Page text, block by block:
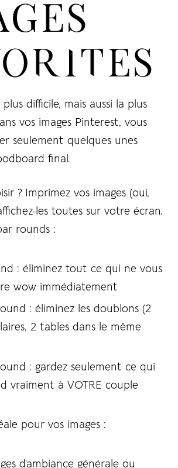
plus difficile, mais aussi la plus
vos images Pinterest, vous
seulement quelques unes
final.
? Imprimez vos images (oui,
les toutes sur votre écran.
rounds :
: éliminez tout ce qui ne vous
wow immédiatement
: éliminez les doublons (2
2 tables dans le même
: gardez seulement ce qui
vraiment à VOTRE couple
pour vos images :
d’ambiance générale ou
LOG IN
address *